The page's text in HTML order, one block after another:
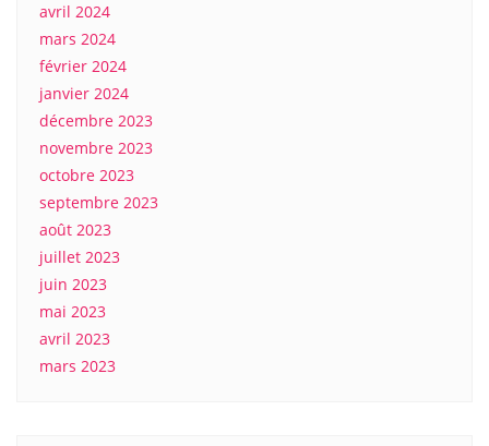
avril 2024
mars 2024
février 2024
janvier 2024
décembre 2023
novembre 2023
octobre 2023
septembre 2023
août 2023
juillet 2023
juin 2023
mai 2023
avril 2023
mars 2023